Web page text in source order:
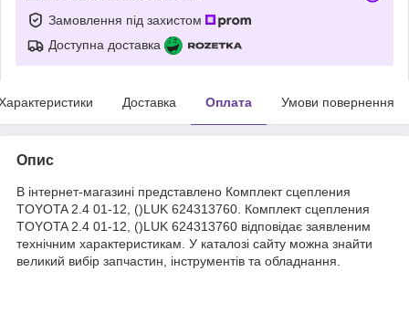
Замовлення під захистом
Доступна доставка
Доставка Оплата Умови повернення
Опис
В інтернет-магазині представлено Комплект сцепления
TOYOTA 2.4 01-12, ()LUK 624313760. Комплект сцепления
TOYOTA 2.4 01-12, ()LUK 624313760 відповідає заявленим
технічним характеристикам. У каталозі сайту можна знайти
великий вибір запчастин, інструментів та обладнання.